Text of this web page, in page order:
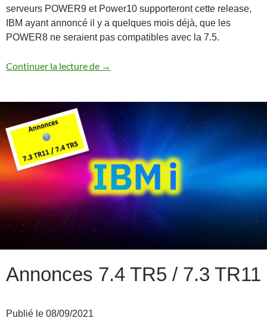
serveurs POWER9 et Power10 supporteront cette release,
IBM ayant annoncé il y a quelques mois déjà, que les
POWER8 ne seraient pas compatibles avec la 7.5.
Continuer la lecture de Annonce IBM i 7.5
→
Annonces 7.4 TR5 / 7.3 TR11
Publié le 08/09/2021